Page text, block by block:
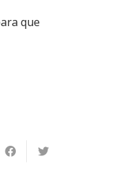
que